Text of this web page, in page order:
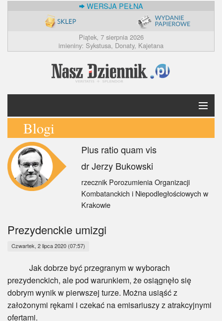
WERSJA PEŁNA
Piątek, 7 sierpnia 2026
imieniny: Sykstusa, Donaty, Kajetana
Krótko
Polska
Świat
Myśl
Wiara
Sport
BlogAiD
Blogi
Plus ratio quam vis
dr Jerzy Bukowski
rzecznik Porozumienia Organizacji
Kombatanckich i Niepodległościowych w
Krakowie
Prezydenckie umizgi
Czwartek, 2 lipca 2020 (07:57)
Jak dobrze być przegranym w wyborach
prezydenckich, ale pod warunkiem, że osiągnęło się
dobrym wynik w pierwszej turze. Można usiąść z
założonymi rękami i czekać na emisariuszy z atrakcyjnymi
ofertami.